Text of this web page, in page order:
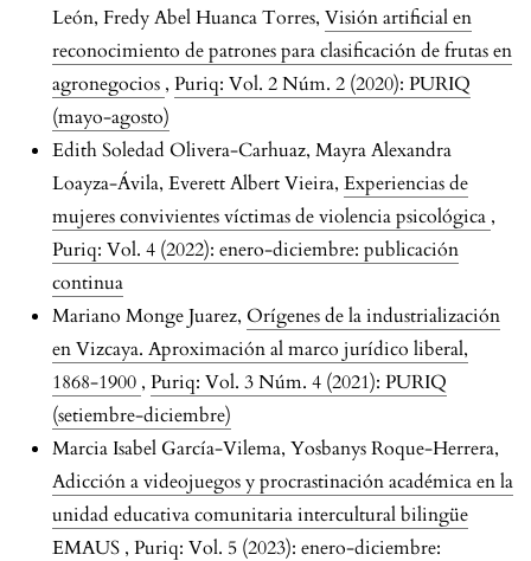
León, Fredy Abel Huanca Torres, Visión artificial en
reconocimiento de patrones para clasificación de frutas en
agronegocios , Puriq: Vol. 2 Núm. 2 (2020): PURIQ
(mayo-agosto)
Edith Soledad Olivera-Carhuaz, Mayra Alexandra
Loayza-Ávila, Everett Albert Vieira, Experiencias de
mujeres convivientes víctimas de violencia psicológica ,
Puriq: Vol. 4 (2022): enero-diciembre: publicación
continua
Mariano Monge Juarez, Orígenes de la industrialización
en Vizcaya. Aproximación al marco jurídico liberal,
1868-1900 , Puriq: Vol. 3 Núm. 4 (2021): PURIQ
(setiembre-diciembre)
Marcia Isabel García-Vilema, Yosbanys Roque-Herrera,
Adicción a videojuegos y procrastinación académica en la
unidad educativa comunitaria intercultural bilingüe
EMAUS , Puriq: Vol. 5 (2023): enero-diciembre: